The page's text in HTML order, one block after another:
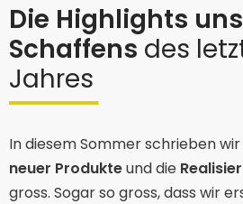
Die Highlights
Schaffens des
Jahres
In diesem Sommer schrieben
neuer Produkteund die
gross. Sogar so gross, dass wir